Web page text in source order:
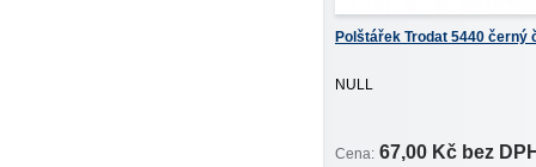
Polštářek Trodat 5440 černý
NULL
Cena: 67,00 Kč bez